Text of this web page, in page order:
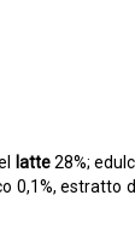
latte28%;
estratto